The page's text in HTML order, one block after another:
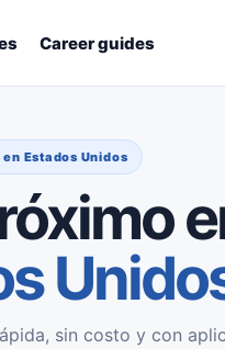
Career guides
en Estados Unidos
sin costo y con